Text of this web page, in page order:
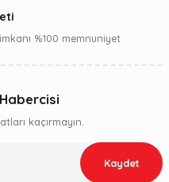
%100 memnuniyet
kaçırmayın.
Kaydet